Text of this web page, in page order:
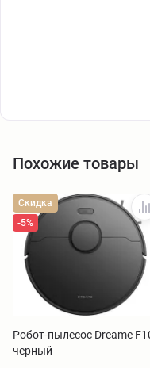
Похожие товары
Скидка
-5%
Робот-пылесос Dreame
черный